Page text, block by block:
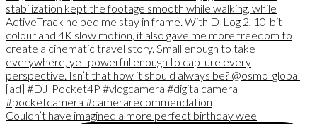
Couldn’t have imagined a more perfect birthday wee